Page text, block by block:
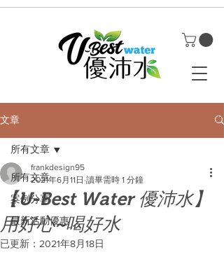
文章
所有文章
案例分享
最新活動優惠
所有文章
【U-Best Water 優沛水】
用好心~喝好水
frankdesign95
2021年6月11日 讀畢需時 1 分鐘
已更新： 2021年8月18日